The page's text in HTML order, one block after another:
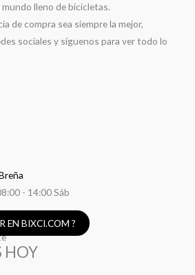
lleno de bicicletas.
de compra sea siempre la mejor,
sociales y síguenos para ver todo lo
- 14:00 Sáb
EN BIXCI.COM ?
HOY